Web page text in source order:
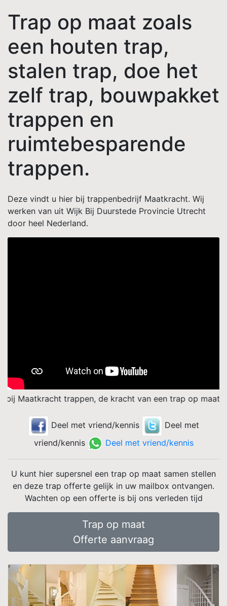
Trap op maat zoals
een houten trap,
stalen trap, doe het
zelf trap, bouwpakket
trappen en
ruimtebesparende
trappen.
Deze vindt u hier bij trappenbedrijf Maatkracht. Wij
werken van uit Wijk Bij Duurstede Provincie Utrecht
door heel Nederland.
trappen, de kracht van een trap op maat. Voor
Deel met vriend/kennis
Deel met
vriend/kennis
Deel met vriend/kennis
U kunt hier supersnel een trap op maat samen stellen
en deze trap offerte gelijk in uw mailbox ontvangen.
Wachten op een offerte is bij ons verleden tijd
Trap op maat
Offerte aanvraag